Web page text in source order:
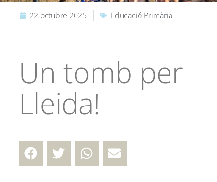
22 octubre 2025 Educació Primària
Un tomb per
Lleida!